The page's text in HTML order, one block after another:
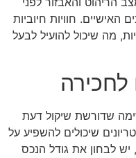
חוויות חיוביות
מה שיכול להועיל לבעל
שדורשת שיקול דעת
שיכולים להשפיע על
יש לבחון את גודל הנכס